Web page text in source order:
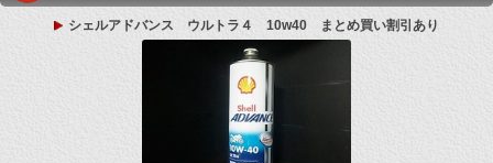
シェルアドバンス ウルトラ４ 10w40 まとめ買い割引あり